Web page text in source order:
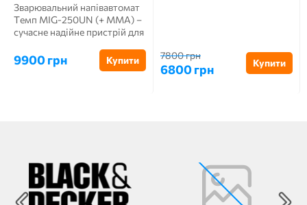
Зварювальний напівавтомат
Темп MIG-250UN (+ MMA) –
сучасне надійне пристрій для
9900 грн Купити 7800 грн
6800 грн Купити